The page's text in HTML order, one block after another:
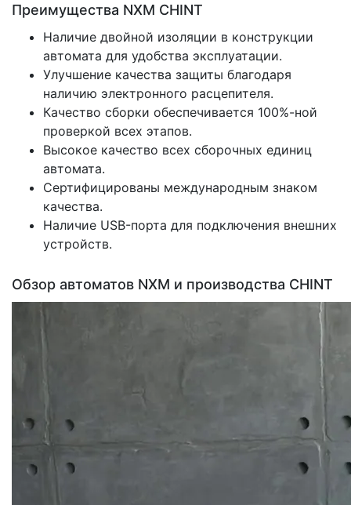
Преимущества NXM CHINT
Наличие двойной изоляции в конструкции
автомата для удобства эксплуатации.
Улучшение качества защиты благодаря
наличию электронного расцепителя.
Качество сборки обеспечивается 100%-ной
проверкой всех этапов.
Высокое качество всех сборочных единиц
автомата.
Сертифицированы международным знаком
качества.
Наличие USB-порта для подключения внешних
устройств.
Обзор автоматов NXM и производства CHINT